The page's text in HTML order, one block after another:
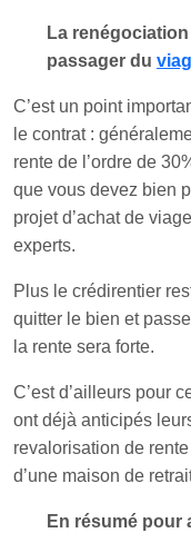
La
passager du
C’est un point
le contrat :
rente de l’ordre de
que vous devez bien
projet d’achat de
experts.
Plus le crédirentier
quitter le bien et
la rente sera forte.
C’est d’ailleurs pour
ont déjà anticipés
revalorisation de
d’une maison de
En résumé pour